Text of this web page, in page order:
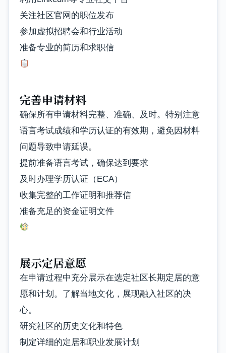
关注社区官网的职位发布
参加虚拟招聘会和行业活动
准备专业的简历和求职信
完善申请材料
确保所有申请材料完整、准确、及时。特别注意
语言考试成绩和学历认证的有效期，避免因材料
问题导致申请延误。
提前准备语言考试，确保达到要求
及时办理学历认证（ECA）
收集完整的工作证明和推荐信
准备充足的资金证明文件
展示定居意愿
在申请过程中充分展示在选定社区长期定居的意
愿和计划。了解当地文化，展现融入社区的决
心。
研究社区的历史文化和特色
制定详细的定居和职业发展计划